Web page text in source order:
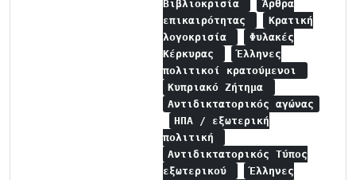
Βιβλιοκρισία
Άρθρα
επικαιρότητας
Κρατική
λογοκρισία
Φυλακές
Κέρκυρας
Έλληνες
πολιτικοί κρατούμενοι
Κυπριακό Ζήτημα
Αντιδικτατορικός αγώνας
ΗΠΑ / εξωτερική
πολιτική
Αντιδικτατορικός Τύπος
εξωτερικού
Έλληνες